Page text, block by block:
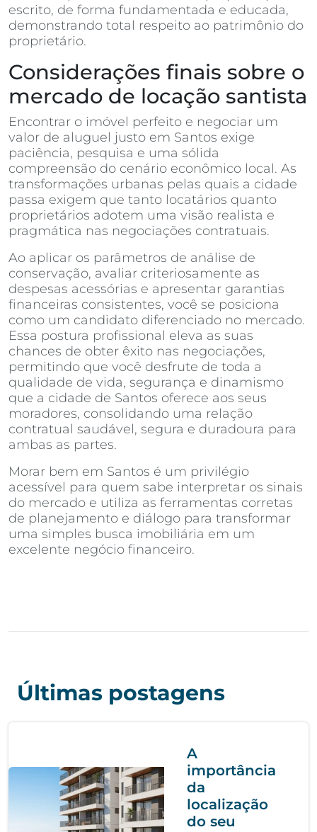
escrito, de forma fundamentada e educada,
demonstrando total respeito ao patrimônio do
proprietário.
Considerações finais sobre o
mercado de locação santista
Encontrar o imóvel perfeito e negociar um
valor de aluguel justo em Santos exige
paciência, pesquisa e uma sólida
compreensão do cenário econômico local. As
transformações urbanas pelas quais a cidade
passa exigem que tanto locatários quanto
proprietários adotem uma visão realista e
pragmática nas negociações contratuais.
Ao aplicar os parâmetros de análise de
conservação, avaliar criteriosamente as
despesas acessórias e apresentar garantias
financeiras consistentes, você se posiciona
como um candidato diferenciado no mercado.
Essa postura profissional eleva as suas
chances de obter êxito nas negociações,
permitindo que você desfrute de toda a
qualidade de vida, segurança e dinamismo
que a cidade de Santos oferece aos seus
moradores, consolidando uma relação
contratual saudável, segura e duradoura para
ambas as partes.
Morar bem em Santos é um privilégio
acessível para quem sabe interpretar os sinais
do mercado e utiliza as ferramentas corretas
de planejamento e diálogo para transformar
uma simples busca imobiliária em um
excelente negócio financeiro.
Últimas postagens
A
importância
da
localização
do seu